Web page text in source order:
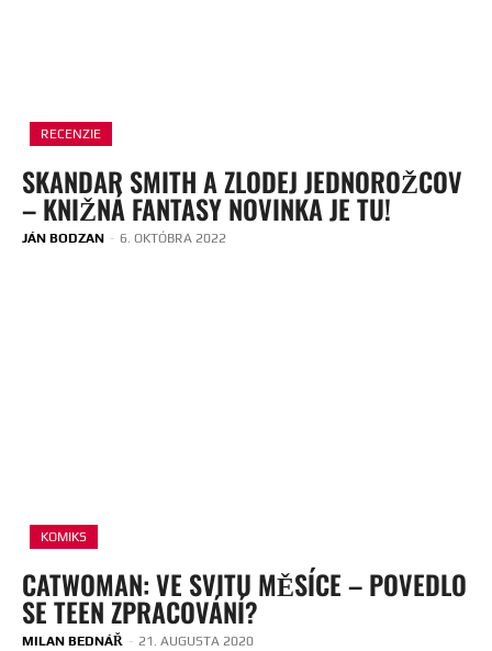
RECENZIE
SKANDAR SMITH A ZLODEJ JEDNOROŽCOV
– KNIŽNÁ FANTASY NOVINKA JE TU!
JÁN BODZAN - 6. OKTÓBRA 2022
KOMIKS
CATWOMAN: VE SVITU MĚSÍCE – POVEDLO
SE TEEN ZPRACOVÁNÍ?
MILAN BEDNÁŘ - 21. AUGUSTA 2020